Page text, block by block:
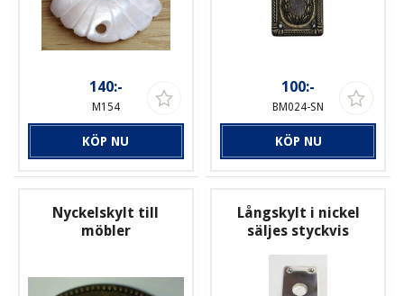
140:-
M154
KÖP NU
100:-
BM024-SN
KÖP NU
Nyckelskylt till
möbler
Långskylt i nickel
säljes styckvis